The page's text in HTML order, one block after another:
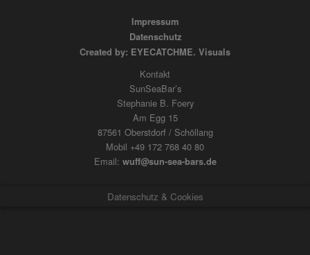
Impressum
Datenschutz
Created by: EYECATCHME. Visuals
Kontakt
SunSeaBar’s
Stephanie B. Foery
Am Egg 15
87561 Oberstdorf / Schöllang
Mobil +49 172 768 40 80
Email: wuff@sun-sea-bars.de
Datenschutz & Cookies